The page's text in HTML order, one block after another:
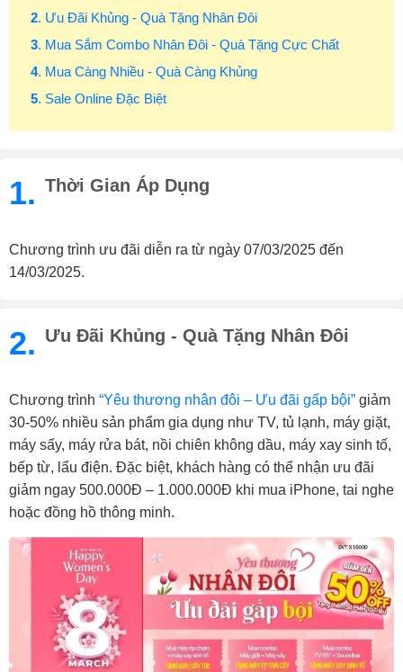
2. Ưu Đãi Khủng - Quà Tặng Nhân Đôi
3. Mua Sắm Combo Nhân Đôi - Quà Tặng Cực Chất
4. Mua Càng Nhiều - Quà Càng Khủng
5. Sale Online Đặc Biệt
1. Thời Gian Áp Dụng
Chương trình ưu đãi diễn ra từ ngày 07/03/2025 đến
14/03/2025.
2. Ưu Đãi Khủng - Quà Tặng Nhân Đôi
Chương trình “Yêu thương nhân đôi – Ưu đãi gấp bội” giảm
30-50% nhiều sản phẩm gia dụng như TV, tủ lạnh, máy giặt,
máy sấy, máy rửa bát, nồi chiên không dầu, máy xay sinh tố,
bếp từ, lẩu điện. Đặc biệt, khách hàng có thể nhận ưu đãi
giảm ngay 500.000Đ – 1.000.000Đ khi mua iPhone, tai nghe
hoặc đồng hồ thông minh.